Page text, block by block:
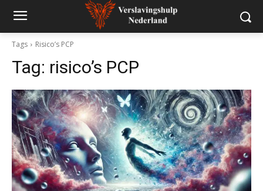
Tags Risico’s PCP
Tag: risico’s PCP